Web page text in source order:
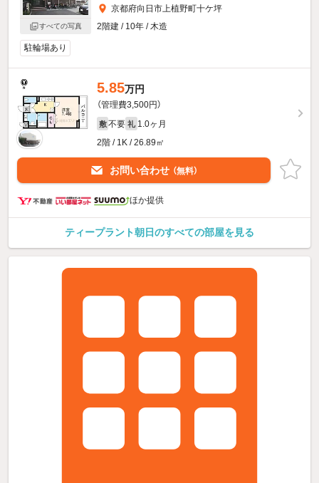
すべての写真
京都府向日市上植野町十ケ坪
2階建 / 10年 / 木造
駐輪場あり
5.85万円
（管理費3,500円）
敷 不要 礼 1.0ヶ月
2階 / 1K / 26.89㎡
お問い合わせ （無料）
ほか提供
ティープラント朝日のすべての部屋を見る